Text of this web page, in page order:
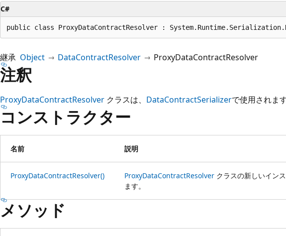
C#
public class ProxyDataContractResolver :
継承 Object DataContractResolver ProxyDataContractResolver
注釈
ProxyDataContractResolver クラスは、 DataContractSerializerで使用されます
コンストラクター
名前 説明
ProxyDataContractResolver() ProxyDataContractResolver クラスの新しいイン
ます。
メソッド